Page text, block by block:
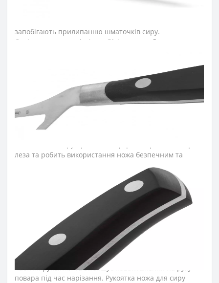
запобігають прилипанню шматочків сиру.
Серію кованих ножів Arcos Riviera розробили для
Лезо ножа для сиру виготовили з ексклюзивної
нержавіючої сталі NITRUM, що має надвисоку ріжучу
здатність, підвищену твердість та корозостійкість. У
результаті лезо кухонного ножа довго не затуплюється,
не ржавіє, тому виріб має довгий термін служби,
забезпечуючи економічну ефективність інвентарю.
леза та робить використання ножа безпечним та
Рукоятку ножів для нарізання серії «Рів’єра» з
витонченим дизайном виготовили з
поліоксиметиленових накладок, які не створюють
щілин та запобігають проникненню мікроскопічних
елементів їжі. Закріплюють конструкцію рукоятки
ножів arcos міцні металеві заклепки, що сприяють
довготривалій роботі з кухонним ножем. Больстер
ножа серії «Рів’єра» розташовується на передній
частині рукоятки та зменшує навантаження на руку
повара під час нарізання. Рукоятка ножа для сиру